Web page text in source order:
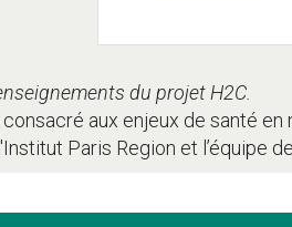
du projet H2C.
aux enjeux de santé
Paris Region et l’équipe